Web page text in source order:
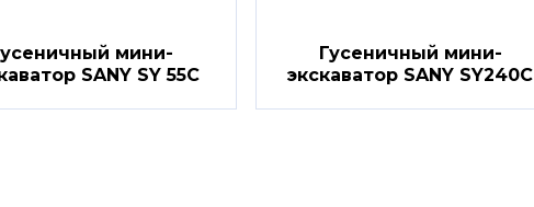
мини-
SANY SY 55C
Гусеничный мини-
экскаватор SANY SY240C